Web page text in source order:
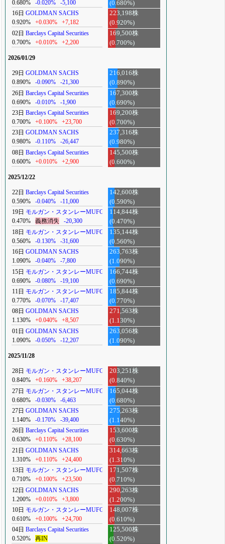
0.680% -0.020% -5,100
(0.680%)
16日 GOLDMAN SACHS
0.920%
+0.030% +7,182
223,198株
(0.920%)
02日 Barclays Capital Securities
0.700%
+0.010% +2,200
169,500株
(0.700%)
2026/01/29
29日 GOLDMAN SACHS
0.890%
-0.090% -21,300
216,016株
(0.890%)
26日 Barclays Capital Securities
0.690%
-0.010% -1,900
167,300株
(0.690%)
23日 Barclays Capital Securities
0.700%
+0.100% +23,700
169,200株
(0.700%)
23日 GOLDMAN SACHS
0.980%
-0.110% -26,447
237,316株
(0.980%)
08日 Barclays Capital Securities
0.600%
+0.010% +2,900
145,500株
(0.600%)
2025/12/22
22日 Barclays Capital Securities
0.590%
-0.040% -11,000
142,600株
(0.590%)
19日 モルガン・スタンレーMUFG
0.470%
義務消失 -20,300
114,844株
(0.470%)
18日 モルガン・スタンレーMUFG
0.560%
-0.130% -31,600
135,144株
(0.560%)
16日 GOLDMAN SACHS
1.090%
-0.040% -7,800
263,763株
(1.090%)
15日 モルガン・スタンレーMUFG
0.690%
-0.080% -19,100
166,744株
(0.690%)
11日 モルガン・スタンレーMUFG
0.770%
-0.070% -17,407
185,844株
(0.770%)
08日 GOLDMAN SACHS
1.130%
+0.040% +8,507
271,563株
(1.130%)
01日 GOLDMAN SACHS
1.090%
-0.050% -12,207
263,056株
(1.090%)
2025/11/28
28日 モルガン・スタンレーMUFG
0.840%
+0.160% +38,207
203,251株
(0.840%)
27日 モルガン・スタンレーMUFG
0.680%
-0.030% -6,463
165,044株
(0.680%)
27日 GOLDMAN SACHS
1.140%
-0.170% -39,400
275,263株
(1.140%)
26日 Barclays Capital Securities
0.630%
+0.110% +28,100
153,600株
(0.630%)
21日 GOLDMAN SACHS
1.310%
+0.110% +24,400
314,663株
(1.310%)
13日 モルガン・スタンレーMUFG
0.710%
+0.100% +23,500
171,507株
(0.710%)
12日 GOLDMAN SACHS
1.200%
+0.010% +3,800
290,263株
(1.200%)
10日 モルガン・スタンレーMUFG
0.610%
+0.100% +24,700
148,007株
(0.610%)
04日 Barclays Capital Securities
0.520%
再IN
125,500株
(0.520%)